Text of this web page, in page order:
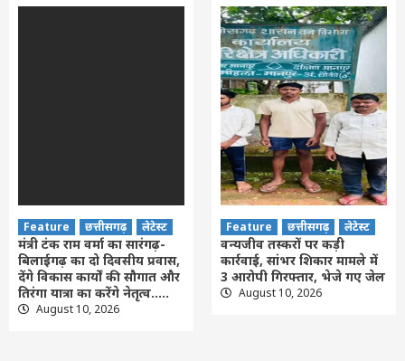
Feature छत्तीसगढ़ लेटेस्ट
मंत्री टंक राम वर्मा का सारंगढ़-
बिलाईगढ़ का दो दिवसीय प्रवास,
देंगे विकास कार्यों की सौगात और
तिरंगा यात्रा का करेंगे नेतृत्व…..
August 10, 2026
Feature छत्तीसगढ़ लेटेस्ट
वन्यजीव तस्करों पर कड़ी
कार्रवाई, सांभर शिकार मामले में
3 आरोपी गिरफ्तार, भेजे गए जेल
August 10, 2026